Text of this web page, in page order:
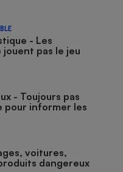
- Les
pas le jeu
- Toujours pas
pour informer les
voitures,
dangereux